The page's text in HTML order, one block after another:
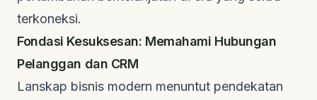
terkoneksi.
Fondasi Kesuksesan: Memahami Hubungan
Pelanggan dan CRM
Lanskap bisnis modern menuntut pendekatan